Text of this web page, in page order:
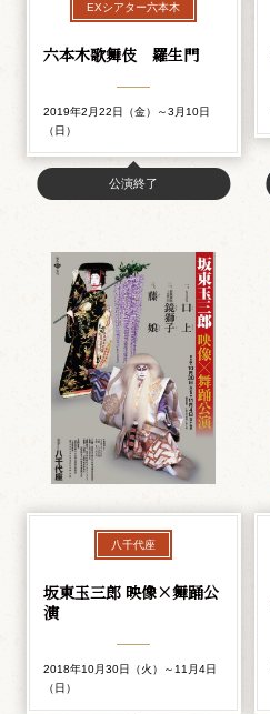
EXシアター六本木
六本木歌舞伎 羅生門
2019年2月22日（金）～3月10日
（日）
公演終了
八千代座
坂東玉三郎 映像×舞踊公
演
2018年10月30日（火）～11月4日
（日）